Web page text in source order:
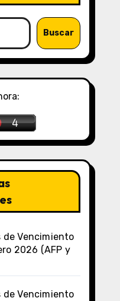
Buscar
de Vencimiento
2026 (AFP y
de Vencimiento